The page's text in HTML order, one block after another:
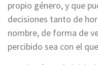
propio género, y que
decisiones tanto de
nombre, de forma de
percibido sea con el